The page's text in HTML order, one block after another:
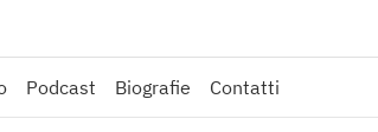
Podcast Biografie Contatti